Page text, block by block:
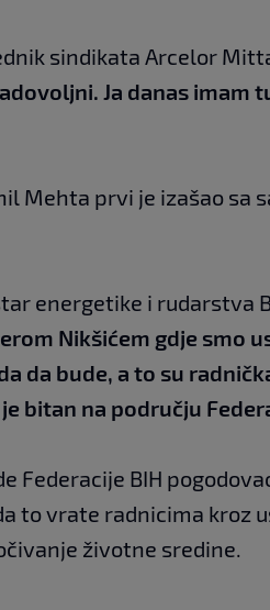
sindikata Arcelor
Ja danas imam
Mehta prvi je izašao sa
energetike i rudarstva
Nikšićem gdje smo
da bude, a to su
bitan na području
Federacije BIH
to vrate radnicima kroz
životne sredine.